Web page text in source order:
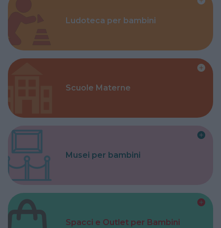
Ludoteca per bambini
Scuole Materne
Musei per bambini
Spacci e Outlet per Bambini